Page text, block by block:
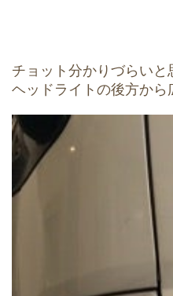
チョット分かりづらいと
ヘッドライトの後方から